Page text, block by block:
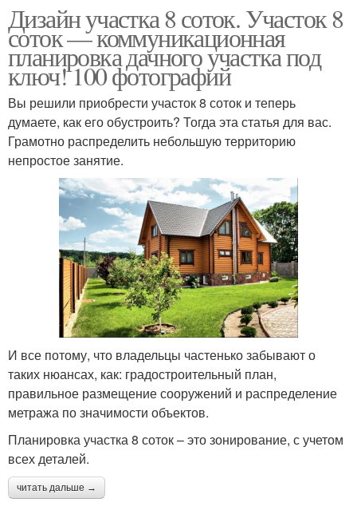
Дизайн участка 8 соток. Участок 8
соток — коммуникационная
планировка дачного участка под
ключ! 100 фотографий
Вы решили приобрести участок 8 соток и теперь
думаете, как его обустроить? Тогда эта статья для вас.
Грамотно распределить небольшую территорию
непростое занятие.
И все потому, что владельцы частенько забывают о
таких нюансах, как: градостроительный план,
правильное размещение сооружений и распределение
метража по значимости объектов.
Планировка участка 8 соток – это зонирование, с учетом
всех деталей.
читать дальше →